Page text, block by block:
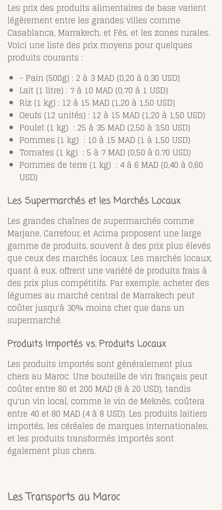
Les prix des produits alimentaires de base varient
légèrement entre les grandes villes comme
Casablanca, Marrakech, et Fès, et les zones rurales.
Voici une liste des prix moyens pour quelques
produits courants :
- Pain (500g) : 2 à 3 MAD (0,20 à 0,30 USD)
Lait (1 litre) : 7 à 10 MAD (0,70 à 1 USD)
Riz (1 kg) : 12 à 15 MAD (1,20 à 1,50 USD)
Oeufs (12 unités) : 12 à 15 MAD (1,20 à 1,50 USD)
Poulet (1 kg) : 25 à 35 MAD (2,50 à 3,50 USD)
Pommes (1 kg) : 10 à 15 MAD (1 à 1,50 USD)
Tomates (1 kg) : 5 à 7 MAD (0,50 à 0,70 USD)
Pommes de terre (1 kg) : 4 à 6 MAD (0,40 à 0,60
USD)
Les Supermarchés et les Marchés Locaux
Les grandes chaînes de supermarchés comme
Marjane, Carrefour, et Acima proposent une large
gamme de produits, souvent à des prix plus élevés
que ceux des marchés locaux. Les marchés locaux,
quant à eux, offrent une variété de produits frais à
des prix plus compétitifs. Par exemple, acheter des
légumes au marché central de Marrakech peut
coûter jusqu'à 30% moins cher que dans un
supermarché.
Produits Importés vs. Produits Locaux
Les produits importés sont généralement plus
chers au Maroc. Une bouteille de vin français peut
coûter entre 80 et 200 MAD (8 à 20 USD), tandis
qu'un vin local, comme le vin de Meknès, coûtera
entre 40 et 80 MAD (4 à 8 USD). Les produits laitiers
importés, les céréales de marques internationales,
et les produits transformés importés sont
également plus chers.
Les Transports au Maroc